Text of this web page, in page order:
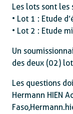
Les lots sont les
• Lot 1 : Etude
• Lot 2 : Etude
Un
des deux (02)
Les questions
Hermann HIEN